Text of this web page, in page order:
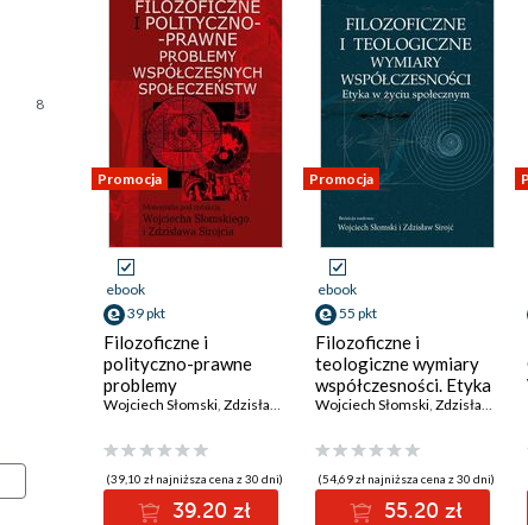
8
Promocja
ebook
39 pkt
Filozoficzne i
polityczno-prawne
problemy
współczesnych
Wojciech Słomski, Zdzisław Sirojć
(39,10 zł najniższa cena z 30 dni)
39.20 zł
Promocja
ebook
55 pkt
Filozoficzne i
teologiczne wymiary
współczesności. Etyka
w życiu społecznym
Wojciech Słomski, Zdzisław Sirojć
(54,69 zł najniższa cena z 30 dni)
55.20 zł